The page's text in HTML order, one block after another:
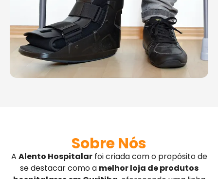
Sobre Nós
A Alento Hospitalarfoi criada com o propósito de
se destacar como a melhor loja de produtos